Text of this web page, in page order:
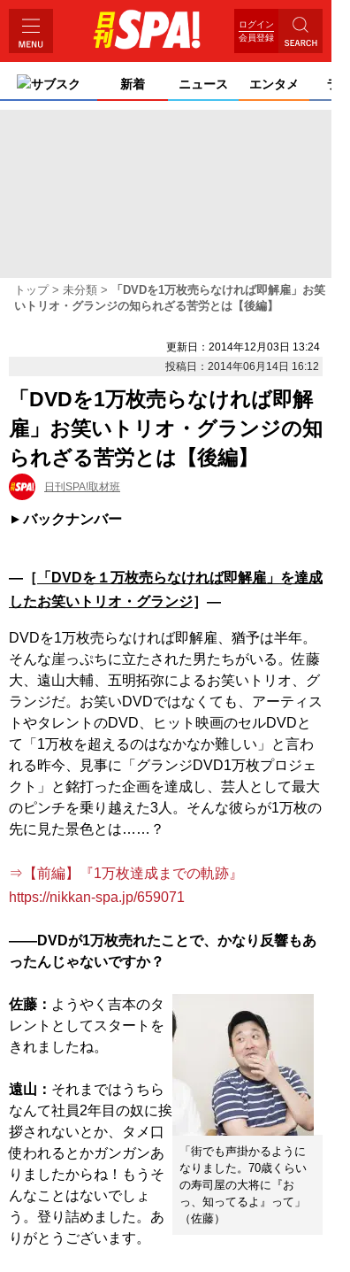
ログイン
会員登録
サブスク 新着 ニュース エンタメ ライ
トップ 未分類
「DVDを1万枚売らなければ即解雇」お笑
いトリオ・グランジの知られざる苦労とは【後編】
更新日：2014年12月03日 13:24
投稿日：2014年06月14日 16:12
「DVDを1万枚売らなければ即解
雇」お笑いトリオ・グランジの知
られざる苦労とは【後編】
日刊SPA!取材班
バックナンバー
―［ 「DVDを１万枚売らなければ即解雇」を達成
したお笑いトリオ・グランジ］―
DVDを1万枚売らなければ即解雇、猶予は半年。
そんな崖っぷちに立たされた男たちがいる。佐藤
大、遠山大輔、五明拓弥によるお笑いトリオ、グ
ランジだ。お笑いDVDではなくても、アーティス
トやタレントのDVD、ヒット映画のセルDVDと
て「1万枚を超えるのはなかなか難しい」と言わ
れる昨今、見事に「グランジDVD1万枚プロジェ
クト」と銘打った企画を達成し、芸人として最大
のピンチを乗り越えた3人。そんな彼らが1万枚の
先に見た景色とは……？
⇒【前編】『1万枚達成までの軌跡』
https://nikkan-spa.jp/659071
――DVDが1万枚売れたことで、かなり反響もあ
ったんじゃないですか？
「街でも声掛かるように
なりました。70歳くらい
の寿司屋の大将に『お
っ、知ってるよ』って」
（佐藤）
佐藤： ようやく吉本のタ
レントとしてスタートを
きれましたね。
遠山： それまではうちら
なんて社員2年目の奴に挨
拶されないとか、タメ口
使われるとかガンガンあ
りましたからね！もうそ
んなことはないでしょ
う。登り詰めました。あ
りがとうございます。